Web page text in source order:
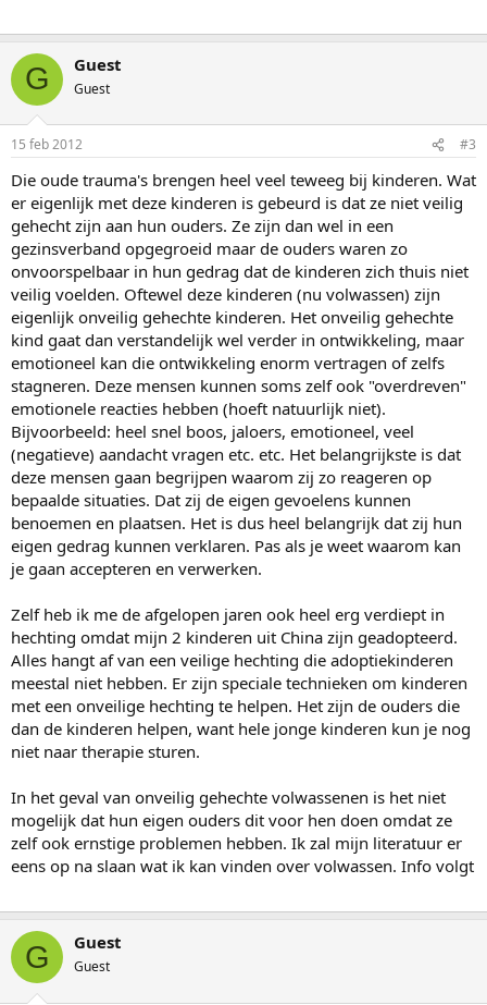
G Guest
Guest
15 feb 2012 #3
Die oude trauma's brengen heel veel teweeg bij kinderen. Wat
er eigenlijk met deze kinderen is gebeurd is dat ze niet veilig
gehecht zijn aan hun ouders. Ze zijn dan wel in een
gezinsverband opgegroeid maar de ouders waren zo
onvoorspelbaar in hun gedrag dat de kinderen zich thuis niet
veilig voelden. Oftewel deze kinderen (nu volwassen) zijn
eigenlijk onveilig gehechte kinderen. Het onveilig gehechte
kind gaat dan verstandelijk wel verder in ontwikkeling, maar
emotioneel kan die ontwikkeling enorm vertragen of zelfs
stagneren. Deze mensen kunnen soms zelf ook "overdreven"
emotionele reacties hebben (hoeft natuurlijk niet).
Bijvoorbeeld: heel snel boos, jaloers, emotioneel, veel
(negatieve) aandacht vragen etc. etc. Het belangrijkste is dat
deze mensen gaan begrijpen waarom zij zo reageren op
bepaalde situaties. Dat zij de eigen gevoelens kunnen
benoemen en plaatsen. Het is dus heel belangrijk dat zij hun
eigen gedrag kunnen verklaren. Pas als je weet waarom kan
je gaan accepteren en verwerken.
Zelf heb ik me de afgelopen jaren ook heel erg verdiept in
hechting omdat mijn 2 kinderen uit China zijn geadopteerd.
Alles hangt af van een veilige hechting die adoptiekinderen
meestal niet hebben. Er zijn speciale technieken om kinderen
met een onveilige hechting te helpen. Het zijn de ouders die
dan de kinderen helpen, want hele jonge kinderen kun je nog
niet naar therapie sturen.
In het geval van onveilig gehechte volwassenen is het niet
mogelijk dat hun eigen ouders dit voor hen doen omdat ze
zelf ook ernstige problemen hebben. Ik zal mijn literatuur er
eens op na slaan wat ik kan vinden over volwassen. Info volgt
G Guest
Guest